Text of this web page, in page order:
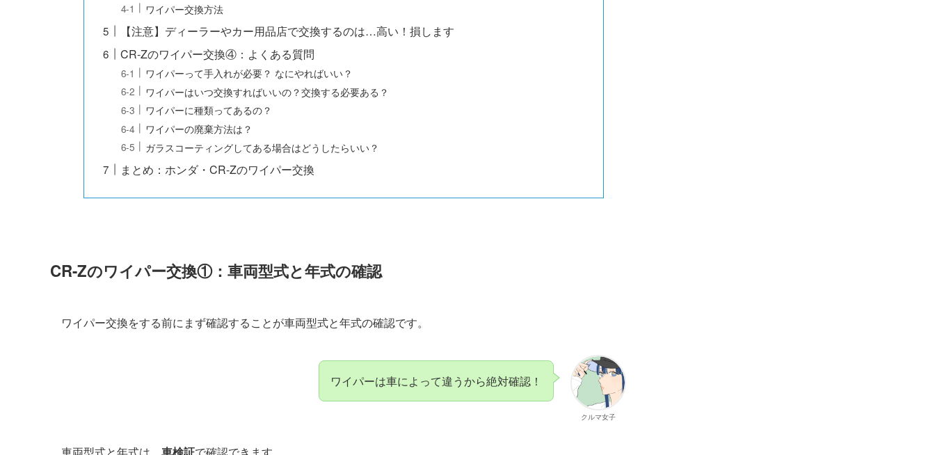
ワイパー交換方法
【注意】ディーラーやカー用品店で交換するのは…高い！損します
CR-Zのワイパー交換④：よくある質問
ワイパーって手入れが必要？ なにやればいい？
ワイパーはいつ交換すればいいの？交換する必要ある？
ワイパーに種類ってあるの？
ワイパーの廃棄方法は？
ガラスコーティングしてある場合はどうしたらいい？
まとめ：ホンダ・CR-Zのワイパー交換
CR-Zのワイパー交換①：車両型式と年式の確認
ワイパー交換をする前にまず確認することが車両型式と年式の確認です。
クルマ女子
ワイパーは車によって違うから絶対確認！